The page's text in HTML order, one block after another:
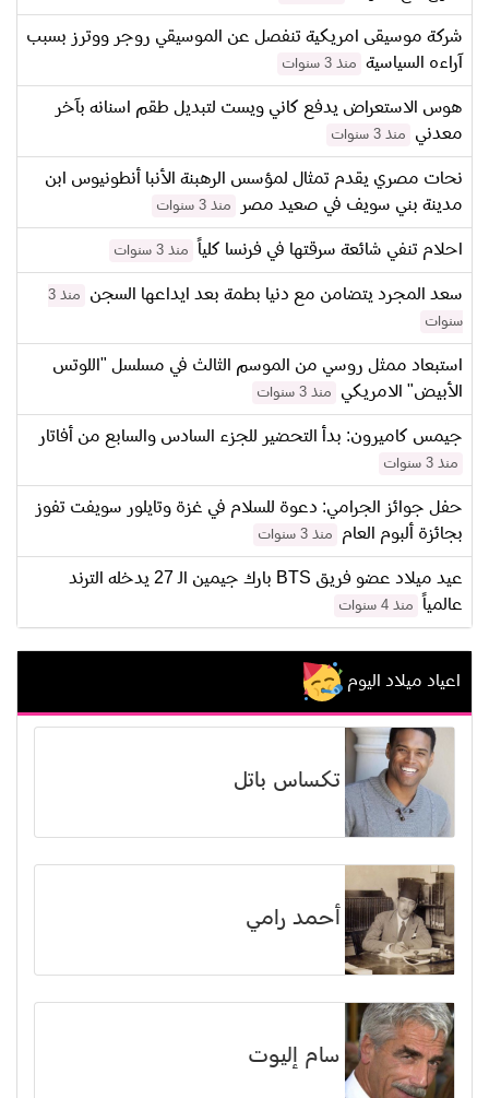
شركة موسيقى امريكية تنفصل عن الموسيقي روجر ووترز بسبب
آراءه السياسية
منذ 3 سنوات
هوس الاستعراض يدفع كاني ويست لتبديل طقم اسنانه بآخر
معدني
منذ 3 سنوات
نحات مصري يقدم تمثال لمؤسس الرهبنة الأنبا أنطونيوس ابن
مدينة بني سويف في صعيد مصر
منذ 3 سنوات
احلام تنفي شائعة سرقتها في فرنسا كلياً منذ 3 سنوات
سعد المجرد يتضامن مع دنيا بطمة بعد ايداعها السجن
منذ 3
سنوات
استبعاد ممثل روسي من الموسم الثالث في مسلسل "اللوتس
الأبيض" الامريكي
منذ 3 سنوات
جيمس كاميرون: بدأ التحضير للجزء السادس والسابع من أفاتار
منذ 3 سنوات
حفل جوائز الجرامي: دعوة للسلام في غزة وتايلور سويفت تفوز
بجائزة ألبوم العام
منذ 3 سنوات
عيد ميلاد عضو فريق BTS بارك جيمين الـ 27 يدخله الترند
عالمياً
منذ 4 سنوات
اعياد ميلاد اليوم
تكساس باتل
أحمد رامي
سام إليوت